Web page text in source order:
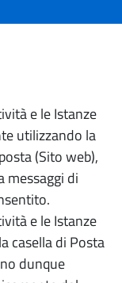
e le Istanze
utilizzando la
(Sito web),
messaggi di
e le Istanze
casella di Posta
dunque